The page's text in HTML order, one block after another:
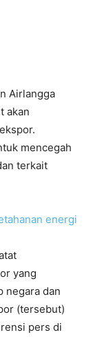
Airlangga
akan
mencegah
terkait
energi
yang
negara dan
(tersebut)
pers di